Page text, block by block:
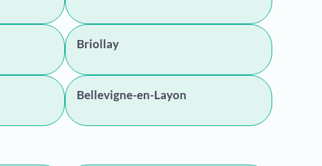
Briollay
Bellevigne-en-Layon